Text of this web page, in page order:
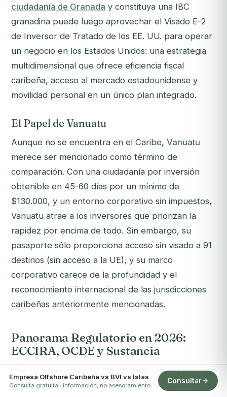
ciudadanía de Granada y constituya una IBC
granadina puede luego aprovechar el Visado E-2
de Inversor de Tratado de los EE. UU. para operar
un negocio en los Estados Unidos: una estrategia
multidimensional que ofrece eficiencia fiscal
caribeña, acceso al mercado estadounidense y
movilidad personal en un único plan integrado.
El Papel de Vanuatu
Aunque no se encuentra en el Caribe, Vanuatu
merece ser mencionado como término de
comparación. Con una ciudadanía por inversión
obtenible en 45-60 días por un mínimo de
$130.000, y un entorno corporativo sin impuestos,
Vanuatu atrae a los inversores que priorizan la
rapidez por encima de todo. Sin embargo, su
pasaporte sólo proporciona acceso sin visado a 91
destinos (sin acceso a la UE), y su marco
corporativo carece de la profundidad y el
reconocimiento internacional de las jurisdicciones
caribeñas anteriormente mencionadas.
Panorama Regulatorio en 2026:
ECCIRA, OCDE y Sustancia
El entorno regulatorio para las estructuras
offshore del Caribe está experimentando una
Empresa Offshore Caribeña vs BVI vs Islas
Consulta gratuita · información, no asesoramiento
Consultar